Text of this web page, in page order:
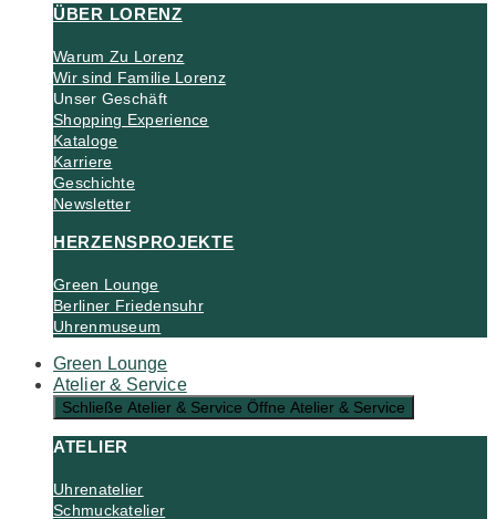
ÜBER LORENZ
Warum Zu Lorenz
Wir sind Familie Lorenz
Unser Geschäft
Shopping Experience
Kataloge
Karriere
Geschichte
Newsletter
HERZENSPROJEKTE
Green Lounge
Berliner Friedensuhr
Uhrenmuseum
Green Lounge
Atelier & Service
Schließe Atelier & Service Öffne Atelier & Service
ATELIER
Uhrenatelier
Schmuckatelier